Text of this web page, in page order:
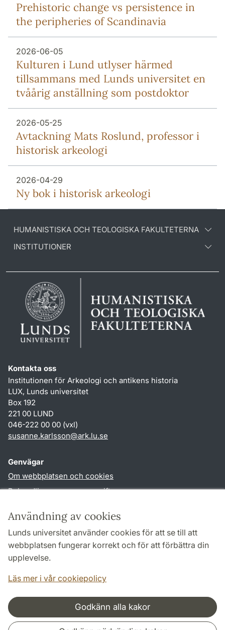
Användning av cookies
Lunds universitet använder cookies för att se till att
webbplatsen fungerar korrekt och för att förbättra din
upplevelse.
Läs mer i vår cookiepolicy
Godkänn alla kakor
Prehistoric change vs persistence in
the peripheries of Scandinavia
2026-06-05
Kulturen i Lund utlyser härmed
tillsammans med Lunds universitet en
tvåårig anställning som postdoktor
2026-05-25
Avtackning Mats Roslund, professor i
historisk arkeologi
2026-04-29
Ny bok i historisk arkeologi
HUMANISTISKA OCH TEOLOGISKA FAKULTETERNA
INSTITUTIONER
Kontakta oss
Institutionen för Arkeologi och antikens historia
LUX, Lunds universitet
Box 192
221 00 LUND
046-222 00 00 (vxl)
susanne.karlsson@ark.lu.se
Genvägar
Om webbplatsen och cookies
Behandling av personuppgifter
TYPO3-login
Följ oss i sociala medier
Samarbeten och nätverk